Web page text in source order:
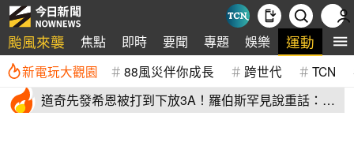
颱風來襲 焦點 即時 要聞 專題 娛樂 運動 全
新電玩大觀園 88風災伴你成長 跨世代 TCN
道奇先發希恩被打到下放3A！羅伯斯罕見說重話：他